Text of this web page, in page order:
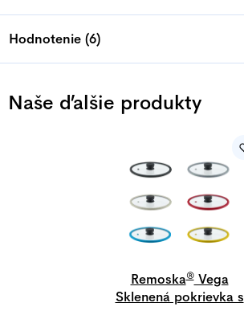
Hodnotenie (6)
Naše ďalšie produkty
Remoska®Vega
Sklenená pokrievka s